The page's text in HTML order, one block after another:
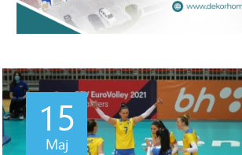
15
Maj